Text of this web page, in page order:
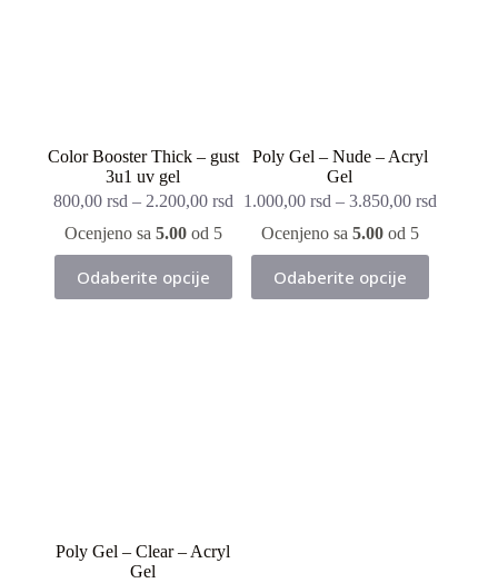
Color Booster Thick – gust
3u1 uv gel
800,00 rsd – 2.200,00 rsd
Ocenjeno sa 5.00od 5
Odaberite opcije
proizvod
ima
Poly Gel – Nude – Acryl
Gel
1.000,00 rsd – 3.850,00 rsd
Ocenjeno sa 5.00od 5
Odaberite opcije
proizvod
ima
Poly Gel – Clear – Acryl
Gel